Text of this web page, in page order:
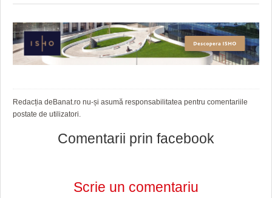
Redacția deBanat.ro nu-și asumă responsabilitatea pentru comentariile
postate de utilizatori.
Comentarii prin facebook
Scrie un comentariu